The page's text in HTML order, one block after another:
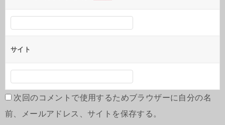
サイト
次回のコメントで使用するためブラウザーに自分の名
前、メールアドレス、サイトを保存する。